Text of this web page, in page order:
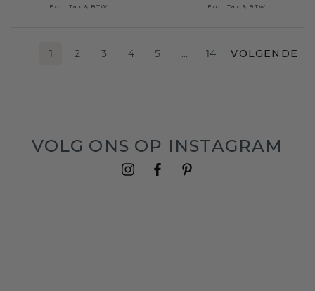
Excl. Tax & BTW Excl. Tax & BTW
1 2 3 4 5 … 14 VOLGENDE
VOLG ONS OP INSTAGRAM